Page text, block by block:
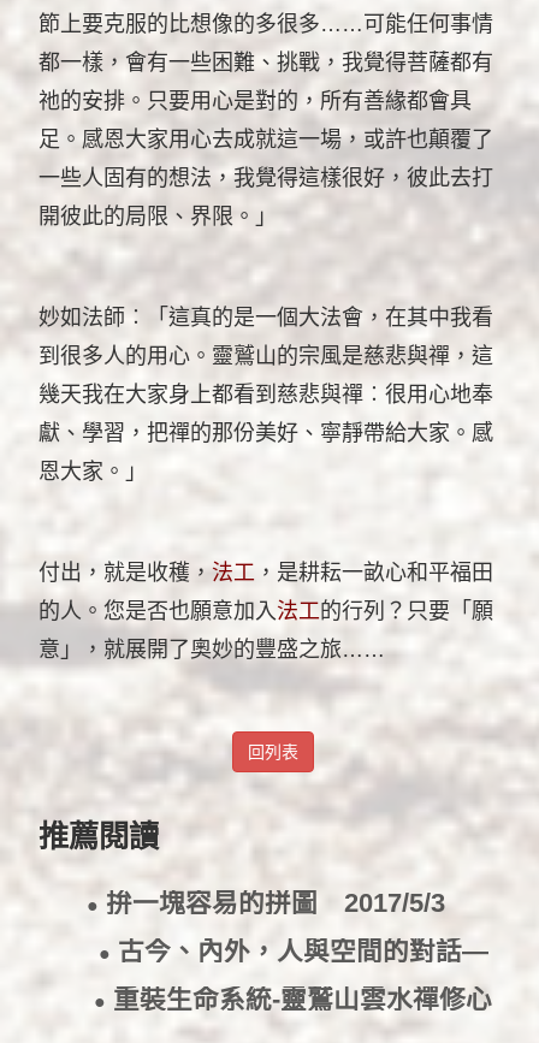
節上要克服的比想像的多很多……可能任何事情
都一樣，會有一些困難、挑戰，我覺得菩薩都有
祂的安排。只要用心是對的，所有善緣都會具
足。感恩大家用心去成就這一場，或許也顛覆了
一些人固有的想法，我覺得這樣很好，彼此去打
開彼此的局限、界限。」
妙如法師︰「這真的是一個大法會，在其中我看
到很多人的用心。靈鷲山的宗風是慈悲與禪，這
幾天我在大家身上都看到慈悲與禪︰很用心地奉
獻、學習，把禪的那份美好、寧靜帶給大家。感
恩大家。」
付出，就是收穫，法工 ，是耕耘一畝心和平福田
的人。您是否也願意加入 法工的行列？只要「願
意」，就展開了奧妙的豐盛之旅……
回列表
推薦閱讀
●拚一塊容易的拼圖 2017/5/3
● 古今、內外，人與空間的對話—
圓通寶殿設計人林炳輝老師
2017/3/27
● 重裝生命系統-靈鷲山雲水禪修心
得分享2016/11/8